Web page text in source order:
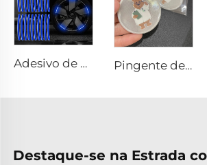
Adesivo de Borda Refletivo Azul para Roda de Carro ou Motocicleta, Adesivo Decorativo para Carro, Adesivo Refletivo de Aviso de Segurança Noturna para Carro Pingente de Segurança de Alta Visibilidade Personalizado, Brinde Promocional com Fecho Refletivo, Etiqueta para Mala com Cordão Personalizado em PVC
Destaque-se na Estrada